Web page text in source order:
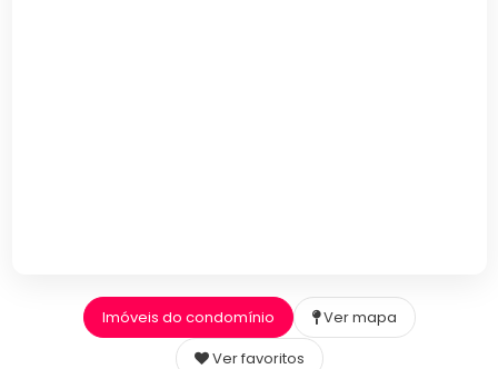
Imóveis do condomínio
Ver mapa
Ver favoritos